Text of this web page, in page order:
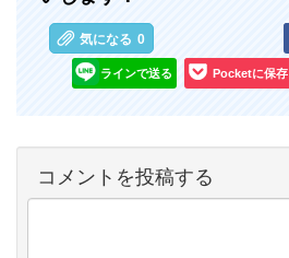
気になる 0
ラインで送る Pocketに保存
コメントを投稿する